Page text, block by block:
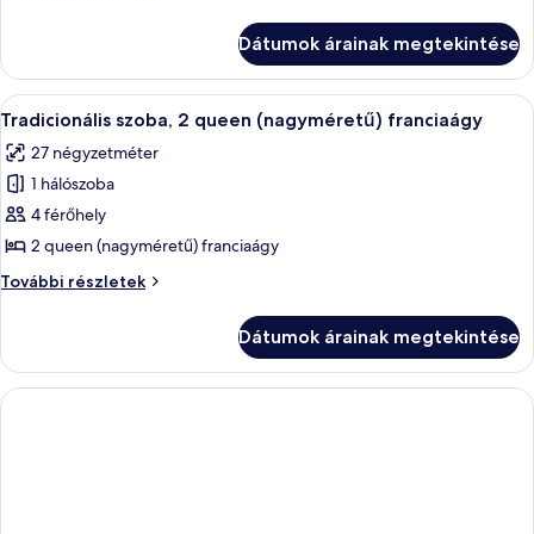
Dátumok árainak megtekintése
A
következő
szoba
összes
képének
megtekintése:
Tradicionális
szoba,
queen
(nagyméretű)
franciaágy
Egy kétágyas szoba íróasztallal és
4
Tradicionális szoba, 2 queen (nagyméretű) franciaágy
27 négyzetméter
1 hálószoba
4 férőhely
2 queen (nagyméretű) franciaágy
További részletek
Tradicionális
(nagyméretű)
franciaágy
további
Dátumok árainak megtekintése